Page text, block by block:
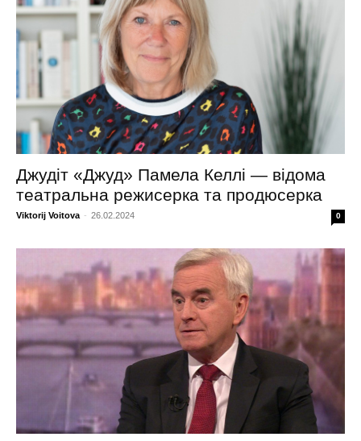
Джудіт «Джуд» Памела Келлі — відома
театральна режисерка та продюсерка
Viktorij Voitova - 26.02.2024 0